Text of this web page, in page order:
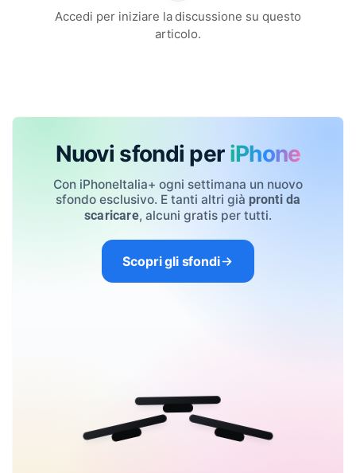
Accedi per iniziare la discussione su questo
articolo.
Nuovi sfondi per iPhone
Con iPhoneItalia+ ogni settimana un nuovo
sfondo esclusivo. E tanti altri già pronti da
scaricare, alcuni gratis per tutti.
Scopri gli sfondi